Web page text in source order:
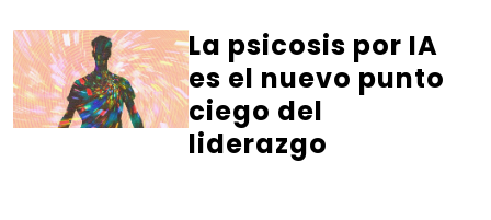
La psicosis por IA
es el nuevo punto
ciego del
liderazgo